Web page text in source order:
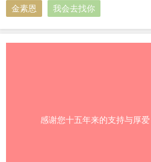
金素恩 我会去找你
感谢您十五年来的支持与厚爱